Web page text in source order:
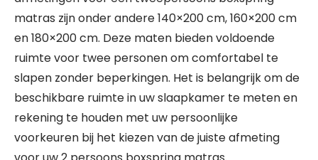
matras zijn onder andere 140×200 cm, 160×200 cm
en 180×200 cm. Deze maten bieden voldoende
ruimte voor twee personen om comfortabel te
slapen zonder beperkingen. Het is belangrijk om de
beschikbare ruimte in uw slaapkamer te meten en
rekening te houden met uw persoonlijke
voorkeuren bij het kiezen van de juiste afmeting